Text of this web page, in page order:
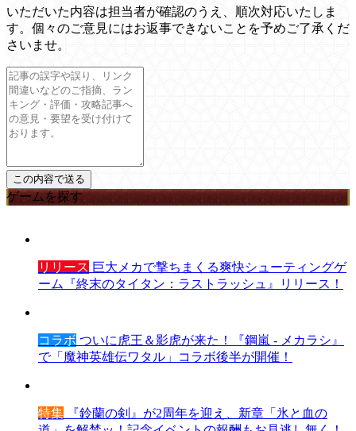
いただいた内容は担当者が確認のうえ、順次対応いたしま
す。個々のご意見にはお返事できないことを予めご了承くだ
さいませ。
ゲームを探す
リリース 巨大メカで撃ちまくる爽快シューティングゲ
ーム『終末のタイタン：ラストラッシュ』リリース！
コラボ ついに虎王＆影虎が来た！『鋼嵐 - メカラシ』
で「魔神英雄伝ワタル」コラボ後半が開催！
特集 『鈴蘭の剣』が2周年を迎え、新章「氷と血の